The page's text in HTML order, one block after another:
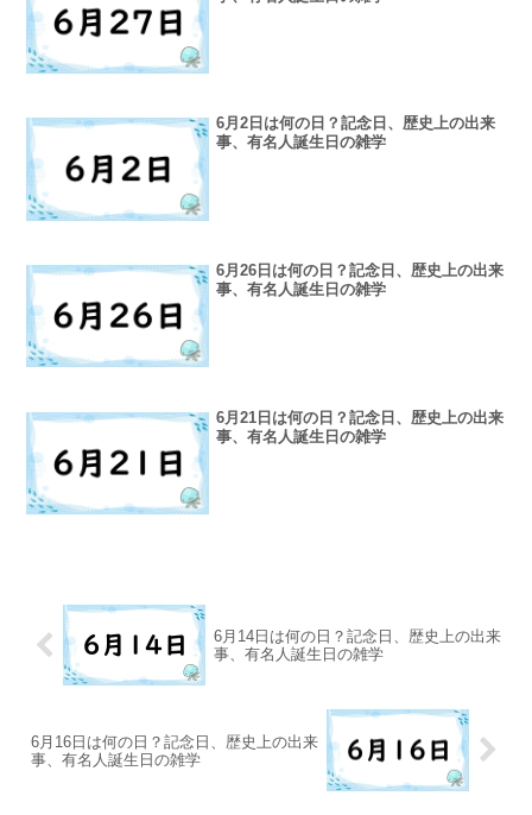
6月2日は何の日？記念日、歴史上の出来
事、有名人誕生日の雑学
6月26日は何の日？記念日、歴史上の出来
事、有名人誕生日の雑学
6月21日は何の日？記念日、歴史上の出来
事、有名人誕生日の雑学
6月14日は何の日？記念日、歴史上の出来
事、有名人誕生日の雑学
6月16日は何の日？記念日、歴史上の出来
事、有名人誕生日の雑学